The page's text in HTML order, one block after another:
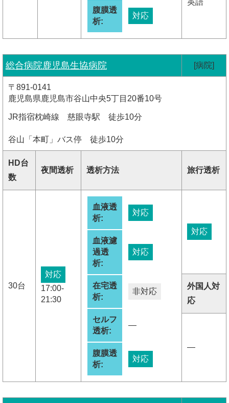
腹膜透
析:
対応
英語
総合病院鹿児島生協病院 [病院]
〒891-0141
鹿児島県鹿児島市谷山中央5丁目20番10号
JR指宿枕崎線 慈眼寺駅 徒歩10分
谷山「本町」バス停 徒歩10分
HD台
数
夜間透析 透析方法 旅行透析
30台
対応
17:00-
21:30
血液透
析:
対応
血液濾
過透
析:
対応
在宅透
析:
非対応
セルフ
透析:
―
腹膜透
析:
対応
対応
外国人対
応
―